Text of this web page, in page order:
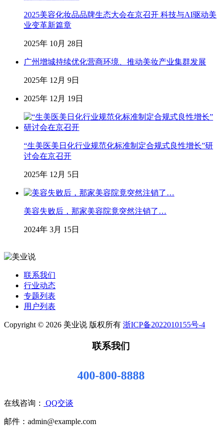
2025美容化妆品品牌生态大会在京召开 科技与AI驱动美
业变革新篇章
2025年 10月 28日
广州增城持续优化营商环境、推动美妆产业集群发展
2025年 12月 9日
2025年 12月 19日
“生美医美日化行业规范化标准制定合规式良性增长”研
讨会在京召开
2025年 12月 5日
美容失败后，那家美容院竟突然注销了…
2024年 3月 15日
联系我们
行业动态
专题列表
用户列表
Copyright © 2026 美业说 版权所有 浙ICP备2022010155号-4
联系我们
400-800-8888
在线咨询： QQ交谈
邮件：admin@example.com